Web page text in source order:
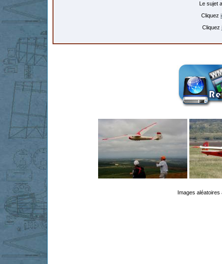
Le sujet
Cliquez
Cliquez
Images aléatoires